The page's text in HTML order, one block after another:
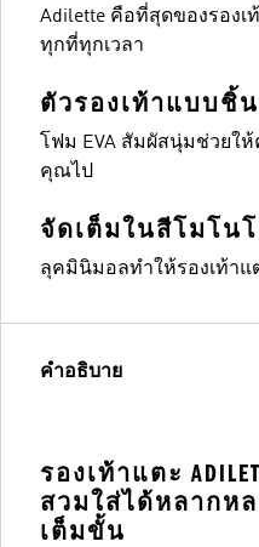
Adilette คือที่สุดของรอง
ทุกที่ทุกเวลา
ตัวรองเท้าแบบชิ้น
โฟม EVA สัมผัสนุ่มช่วย
คุณไป
จัดเต็มในสีโมโน
ลุคมินิมอลทำให้รองเท้าแ
คำอธิบาย
รองเท้าแตะ
สวมใส่ได้หลากห
เต็มขั้น